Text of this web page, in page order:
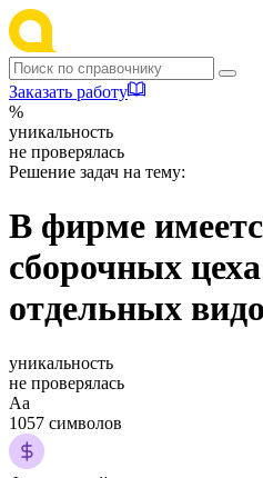
Заказать работу
%
уникальность
не проверялась
Решение задач на тему:
В фирме
сборочных
отдельных
уникальность
не проверялась
Аа
1057 символов